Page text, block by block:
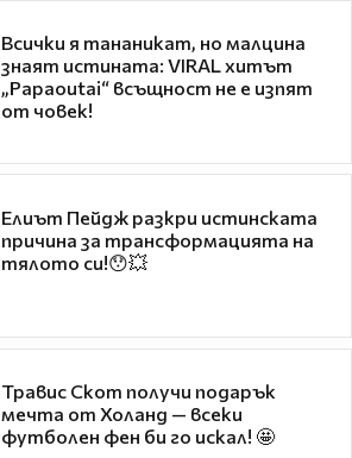
Всички я тананикат, но малцина
знаят истината: VIRAL хитът
„Papaoutai“ всъщност не е изпят
от човек!
Елиът Пейдж разкри истинската
причина за трансформацията на
тялото си!😯💥
Травис Скот получи подарък
мечта от Холанд — всеки
футболен фен би го искал! 🤩